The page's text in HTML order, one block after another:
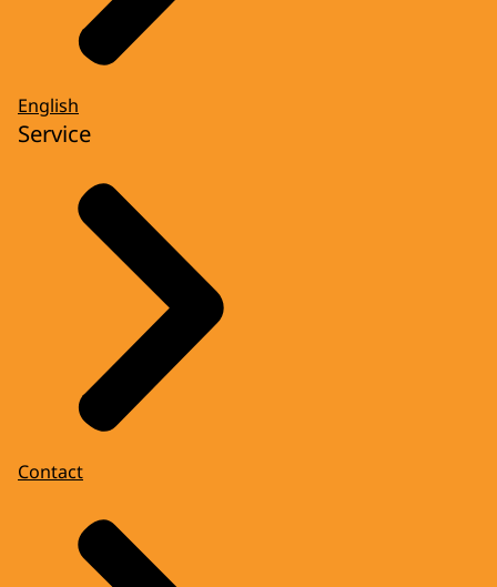
English
Service
Contact